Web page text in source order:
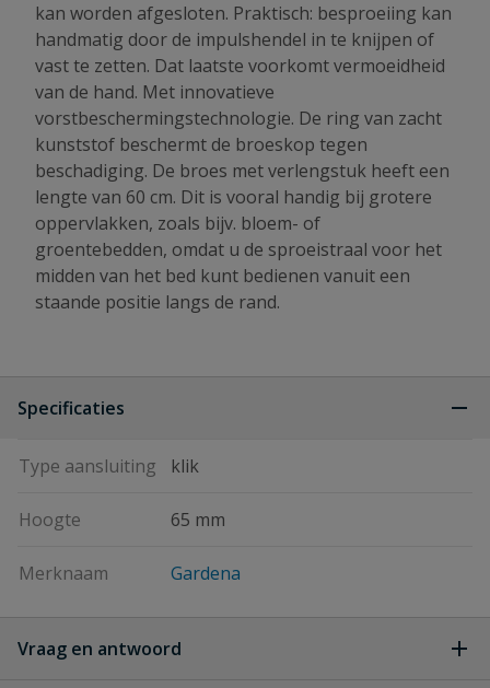
kan worden afgesloten. Praktisch: besproeiing kan
handmatig door de impulshendel in te knijpen of
vast te zetten. Dat laatste voorkomt vermoeidheid
van de hand. Met innovatieve
vorstbeschermingstechnologie. De ring van zacht
kunststof beschermt de broeskop tegen
beschadiging. De broes met verlengstuk heeft een
lengte van 60 cm. Dit is vooral handig bij grotere
oppervlakken, zoals bijv. bloem- of
groentebedden, omdat u de sproeistraal voor het
midden van het bed kunt bedienen vanuit een
staande positie langs de rand.
Specificaties
Type aansluiting klik
Hoogte 65 mm
Merknaam Gardena
Vraag en antwoord